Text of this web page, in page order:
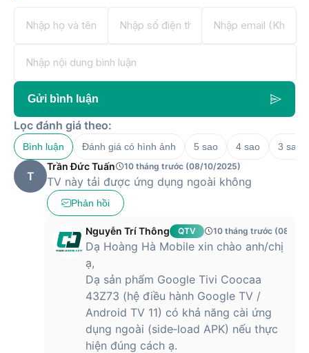
Gửi bình luận
Lọc đánh giá theo:
Bình luận Đánh giá có hình ảnh 5 sao 4 sao 3 sao
T
Trần Đức Tuấn 10 tháng trước (08/10/2025)
TV này tải được ứng dụng ngoài không
Phản hồi
Nguyễn Trí Thông QTV 10 tháng trước (08/10/
Dạ Hoàng Hà Mobile xin chào anh/chị
ạ,
Dạ sản phẩm Google Tivi Coocaa
43Z73 (hệ điều hành Google TV /
Android TV 11) có khả năng cài ứng
dụng ngoài (side‑load APK) nếu thực
hiện đúng cách ạ.